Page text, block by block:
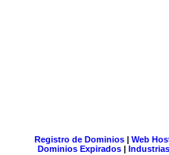
Registro de Dominios| Web
Dominios Expirados | Industrias